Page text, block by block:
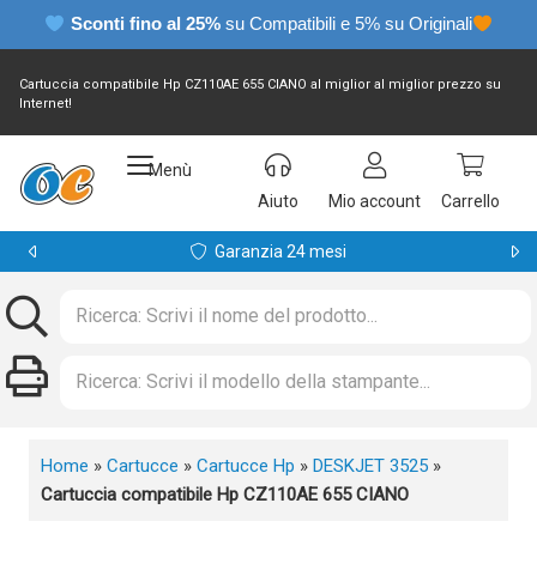
Sconti fino al 25% su Compatibili e 5% su Originali
Cartuccia compatibile Hp CZ110AE 655 CIANO al miglior al miglior prezzo su
Internet!
Menù
Aiuto
Mio account Carrello
Garanzia 24 mesi
Home » Cartucce » Cartucce Hp » DESKJET 3525 »
Cartuccia compatibile Hp CZ110AE 655 CIANO